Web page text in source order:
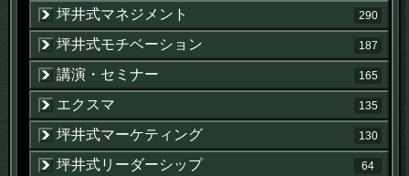
坪井式マネジメント
290
坪井式モチベーション 187
講演・セミナー 165
エクスマ 135
坪井式マーケティング 130
坪井式リーダーシップ 64